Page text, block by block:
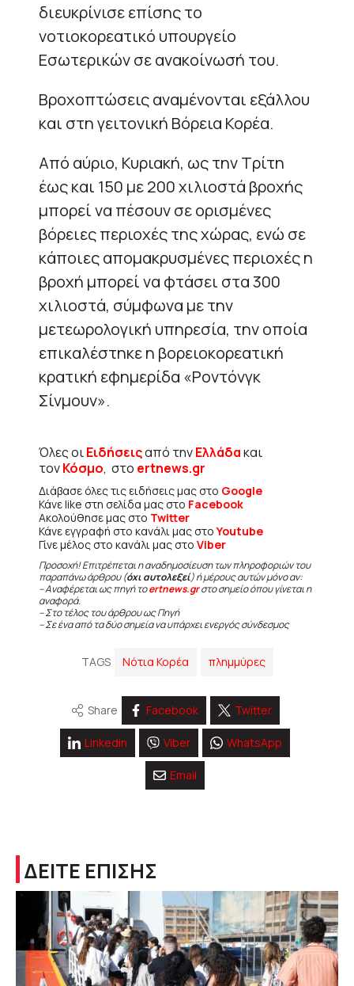
διευκρίνισε επίσης το
νοτιοκορεατικό υπουργείο
Εσωτερικών σε ανακοίνωσή του.
Βροχοπτώσεις αναμένονται εξάλλου
και στη γειτονική Βόρεια Κορέα.
Από αύριο, Κυριακή, ως την Τρίτη
έως και 150 με 200 χιλιοστά βροχής
μπορεί να πέσουν σε ορισμένες
βόρειες περιοχές της χώρας, ενώ σε
κάποιες απομακρυσμένες περιοχές η
βροχή μπορεί να φτάσει στα 300
χιλιοστά, σύμφωνα με την
μετεωρολογική υπηρεσία, την οποία
επικαλέστηκε η βορειοκορεατική
κρατική εφημερίδα «Ροντόνγκ
Σίνμουν».
Όλες οιΕιδήσειςαπό τηνΕλλάδακαι
τονΚόσμο, στο ertnews.gr
Διάβασε όλες τις ειδήσεις μας στο Google
Κάνε like στη σελίδα μας στο Facebook
Ακολούθησε μας στο Twitter
Κάνε εγγραφή στο κανάλι μας στοYoutube
Γίνε μέλος στο κανάλι μας στο Viber
Προσοχή! Επιτρέπεται η αναδημοσίευση των πληροφοριών του
παραπάνω άρθρου (όχι αυτολεξεί) ή μέρους αυτών μόνο αν:
– Αναφέρεται ως πηγή τοertnews.grστο σημείο όπου γίνεται η
αναφορά.
– Στο τέλος του άρθρου ως Πηγή
– Σε ένα από τα δύο σημεία να υπάρχει ενεργός σύνδεσμος
TAGS Νότια Κορέα πλημμύρες
Share Facebook Twitter
Linkedin Viber WhatsApp
Email
ΔΕΙΤΕ ΕΠΙΣΗΣ